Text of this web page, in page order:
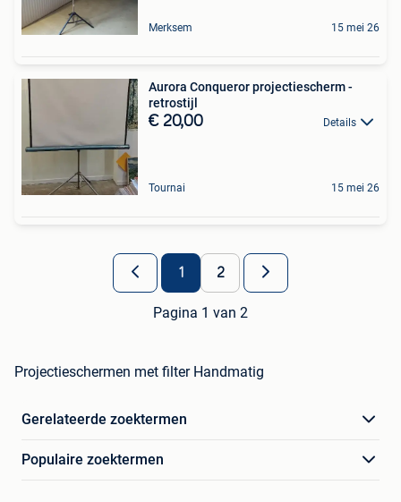
Merksem 15 mei 26
Aurora Conqueror projectiescherm -
retrostijl
€ 20,00 Details
Tournai 15 mei 26
1 2
Pagina 1 van 2
Projectieschermen met filter Handmatig
Gerelateerde zoektermen
Populaire zoektermen